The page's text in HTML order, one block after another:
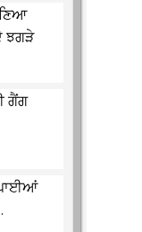
ਝਗੜੇ
ਗੈਂਗ
ਪਾਈਆਂ